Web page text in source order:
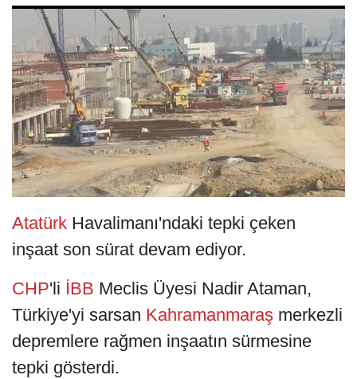
Atatürk Havalimanı'ndaki tepki çeken
inşaat son sürat devam ediyor.
CHP'li İBB Meclis Üyesi Nadir Ataman,
Türkiye'yi sarsan Kahramanmaraş merkezli
depremlere rağmen inşaatın sürmesine
tepki gösterdi.